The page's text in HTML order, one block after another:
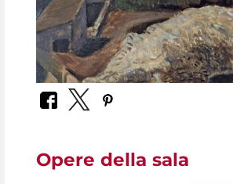
Opere della sala